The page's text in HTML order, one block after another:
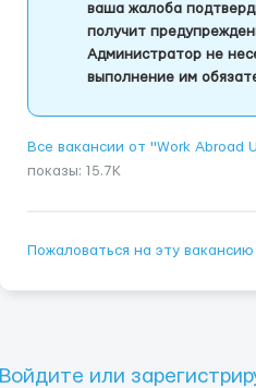
ваша жалоба
получит
Администратор не
выполнение им
Все вакансии от "Work
показы: 15.7K
Пожаловаться на эту вакансию
Войдите или